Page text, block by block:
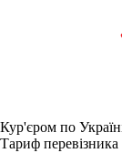
Кур'єром по
Тариф перевізника